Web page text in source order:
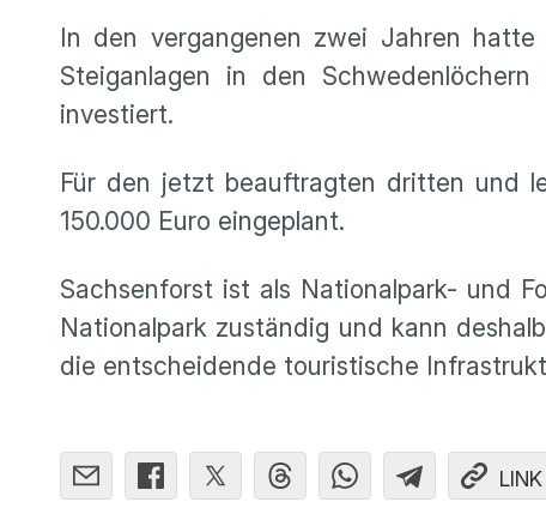
In den vergangenen zwei Jahren
Steiganlagen in den
investiert.
Für den jetzt beauftragten dritten und
150.000 Euro eingeplant.
Sachsenforst ist als Nationalpark- und
Nationalpark zuständig und kann
die entscheidende touristische
LINK